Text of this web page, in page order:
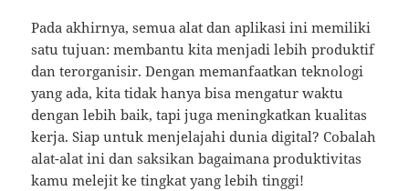
Pada akhirnya, semua alat dan aplikasi ini memiliki
satu tujuan: membantu kita menjadi lebih produktif
dan terorganisir. Dengan memanfaatkan teknologi
yang ada, kita tidak hanya bisa mengatur waktu
dengan lebih baik, tapi juga meningkatkan kualitas
kerja. Siap untuk menjelajahi dunia digital? Cobalah
alat-alat ini dan saksikan bagaimana produktivitas
kamu melejit ke tingkat yang lebih tinggi!